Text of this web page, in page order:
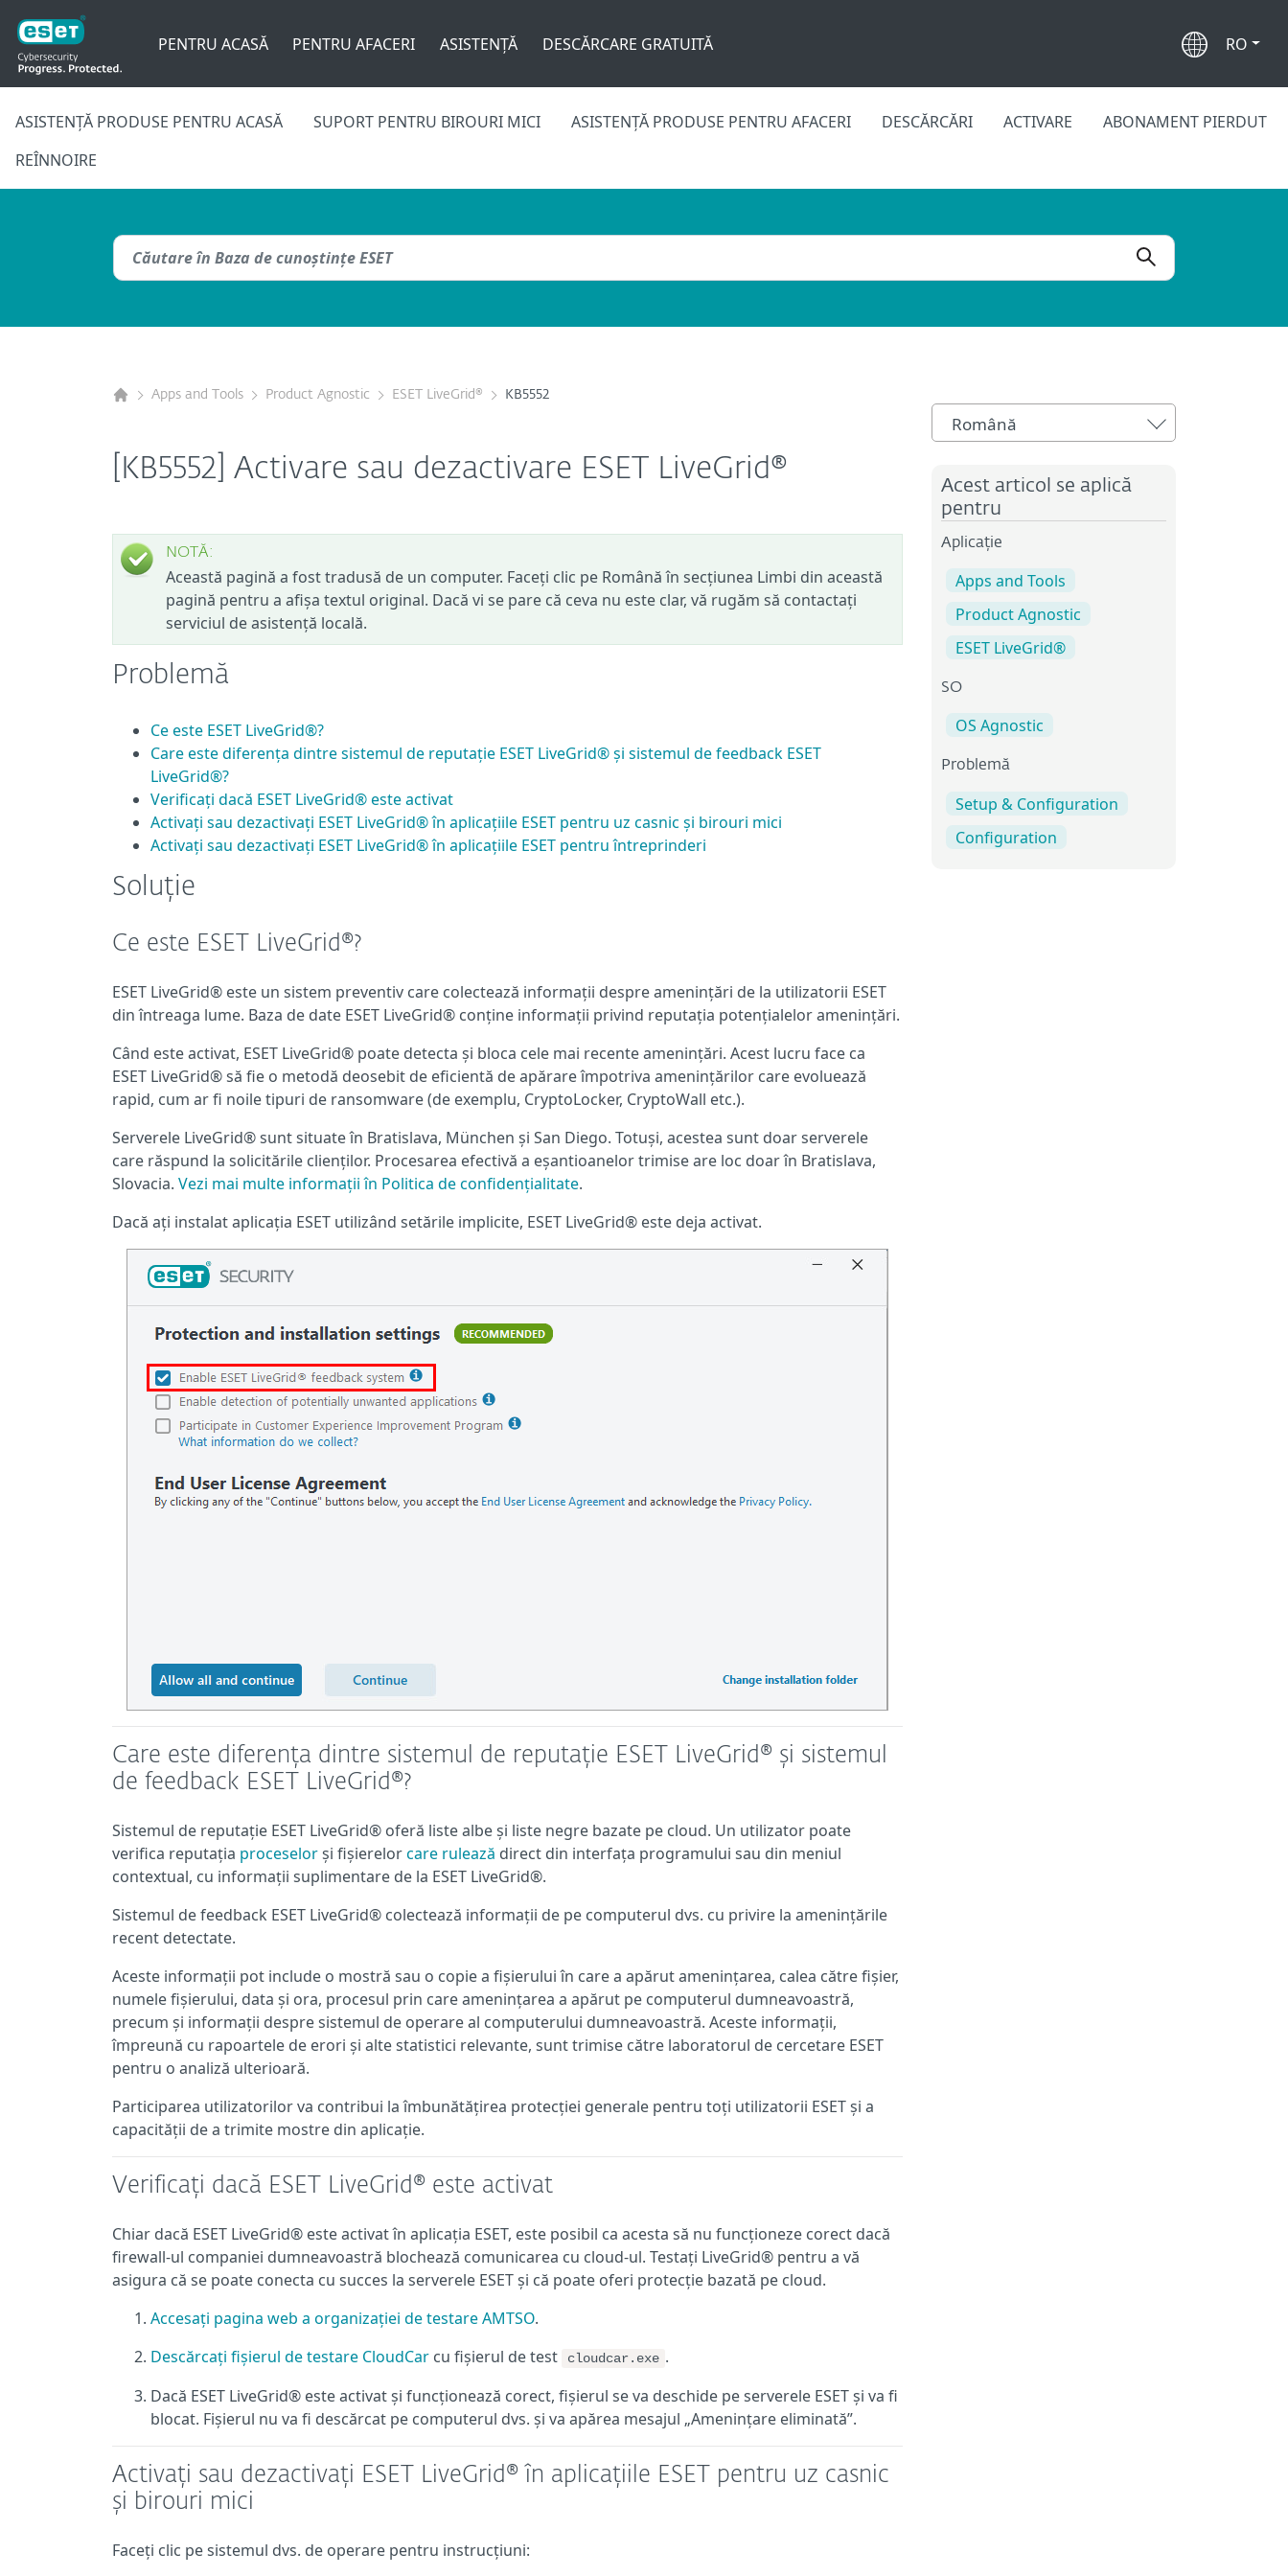
PENTRU ACASĂ PENTRU AFACERI ASISTENȚĂ DESCĂRCARE GRATUITĂ RO
ASISTENȚĂ PRODUSE PENTRU ACASĂ SUPORT PENTRU BIROURI MICI ASISTENȚĂ PRODUSE PENTRU AFACERI DESCĂRCĂRI ACTIVARE
ABONAMENT PIERDUT
REÎNNOIRE
Apps and Tools Product Agnostic ESET LiveGrid® KB5552
[KB5552] Activare sau dezactivare ESET LiveGrid®
NOTĂ:
Această pagină a fost tradusă de un computer. Faceți clic pe Română în secțiunea Limbi din această
pagină pentru a afișa textul original. Dacă vi se pare că ceva nu este clar, vă rugăm să contactați
serviciul de asistență locală.
Problemă
Ce este ESET LiveGrid®?
Care este diferența dintre sistemul de reputație ESET LiveGrid® și sistemul de feedback ESET
LiveGrid®?
Verificați dacă ESET LiveGrid® este activat
Activați sau dezactivați ESET LiveGrid® în aplicațiile ESET pentru uz casnic și birouri mici
Activați sau dezactivați ESET LiveGrid® în aplicațiile ESET pentru întreprinderi
Soluție
Ce este ESET LiveGrid®?
ESET LiveGrid® este un sistem preventiv care colectează informații despre amenințări de la utilizatorii ESET
din întreaga lume. Baza de date ESET LiveGrid® conține informații privind reputația potențialelor amenințări.
Când este activat, ESET LiveGrid® poate detecta și bloca cele mai recente amenințări. Acest lucru face ca
ESET LiveGrid® să fie o metodă deosebit de eficientă de apărare împotriva amenințărilor care evoluează
rapid, cum ar fi noile tipuri de ransomware (de exemplu, CryptoLocker, CryptoWall etc.).
Serverele LiveGrid® sunt situate în Bratislava, München și San Diego. Totuși, acestea sunt doar serverele
care răspund la solicitările clienților. Procesarea efectivă a eșantioanelor trimise are loc doar în Bratislava,
Slovacia. Vezi mai multe informații în Politica de confidențialitate.
Dacă ați instalat aplicația ESET utilizând setările implicite, ESET LiveGrid® este deja activat.
Care este diferența dintre sistemul de reputație ESET LiveGrid® și sistemul
de feedback ESET LiveGrid®?
Sistemul de reputație ESET LiveGrid® oferă liste albe și liste negre bazate pe cloud. Un utilizator poate
verifica reputația proceselorși fișierelorcare rulează direct din interfața programului sau din meniul
contextual, cu informații suplimentare de la ESET LiveGrid®.
Sistemul de feedback ESET LiveGrid® colectează informații de pe computerul dvs. cu privire la amenințările
recent detectate.
Aceste informații pot include o mostră sau o copie a fișierului în care a apărut amenințarea, calea către fișier,
numele fișierului, data și ora, procesul prin care amenințarea a apărut pe computerul dumneavoastră,
precum și informații despre sistemul de operare al computerului dumneavoastră. Aceste informații,
împreună cu rapoartele de erori și alte statistici relevante, sunt trimise către laboratorul de cercetare ESET
pentru o analiză ulterioară.
Participarea utilizatorilor va contribui la îmbunătățirea protecției generale pentru toți utilizatorii ESET și a
capacității de a trimite mostre din aplicație.
Verificați dacă ESET LiveGrid® este activat
Chiar dacă ESET LiveGrid® este activat în aplicația ESET, este posibil ca acesta să nu funcționeze corect dacă
firewall-ul companiei dumneavoastră blochează comunicarea cu cloud-ul. Testați LiveGrid® pentru a vă
asigura că se poate conecta cu succes la serverele ESET și că poate oferi protecție bazată pe cloud.
Accesați pagina web a organizației de testare AMTSO.
Descărcați fișierul de testare CloudCar cu fișierul de test cloudcar.exe .
Dacă ESET LiveGrid® este activat și funcționează corect, fișierul se va deschide pe serverele ESET și va fi
blocat. Fișierul nu va fi descărcat pe computerul dvs. și va apărea mesajul „Amenințare eliminată”.
Activați sau dezactivați ESET LiveGrid® în aplicațiile ESET pentru uz casnic
și birouri mici
Faceți clic pe sistemul dvs. de operare pentru instrucțiuni:
Română
Acest articol se aplică
pentru
Aplicație
Apps and Tools
Product Agnostic
ESET LiveGrid®
SO
OS Agnostic
Problemă
Setup & Configuration
Configuration